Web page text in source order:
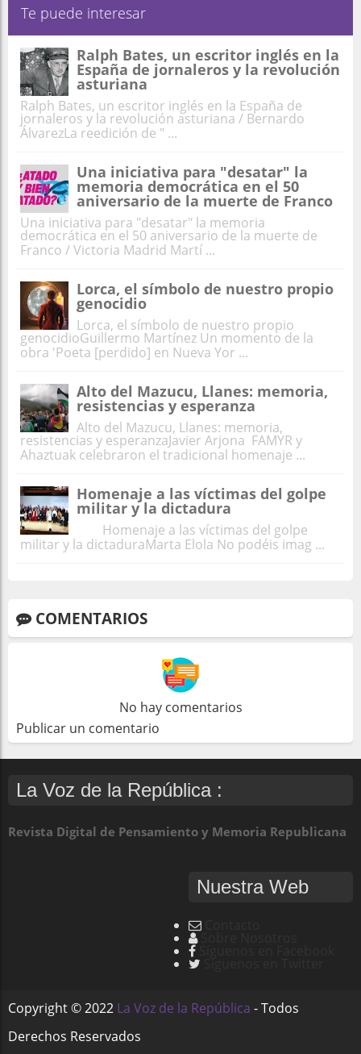
Te puede interesar
Ralph Bates, un escritor inglés en la
España de jornaleros y la revolución
asturiana
Ralph Bates, un escritor inglés en la España de
jornaleros y la revolución asturiana / Bernardo
ÁlvarezLa reedición de " ...
Una iniciativa para "desatar" la
memoria democrática en el 50
aniversario de la muerte de Franco
Una iniciativa para "desatar" la memoria
democrática en el 50 aniversario de la muerte de
Franco / Victoria Madrid Martí ...
Lorca, el símbolo de nuestro propio
genocidio
Lorca, el símbolo de nuestro propio
genocidioGuillermo Martínez Un momento de la
obra 'Poeta [perdido] en Nueva Yor ...
Alto del Mazucu, Llanes: memoria,
resistencias y esperanza
Alto del Mazucu, Llanes: memoria,
resistencias y esperanzaJavier Arjona FAMYR y
Ahaztuak celebraron el tradicional homenaje ...
Homenaje a las víctimas del golpe
militar y la dictadura
Homenaje a las víctimas del golpe
militar y la dictaduraMarta Elola No podéis imag ...
COMENTARIOS
No hay comentarios
Publicar un comentario
La Voz de la República :
Revista Digital de Pensamiento y Memoria Republicana
Nuestra Web
Copyright ©2022 La Voz de la República - Todos
Derechos Reservados